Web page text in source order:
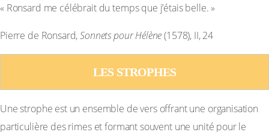
« Ronsard me célébrait du temps que j’étais belle. »
Pierre de Ronsard,Sonnets pour Hélène(1578), II, 24
LES STROPHES
Une strophe est un ensemble de vers offrant une organisation
particulière des rimes et formant souvent une unité pour le